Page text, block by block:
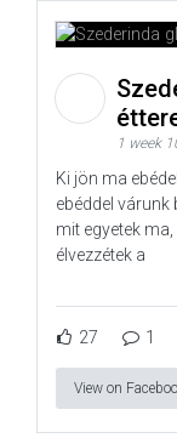
1 week
Ki jön ma
ebéddel várunk
mit egyetek
élvezzétek a
27 1
View on